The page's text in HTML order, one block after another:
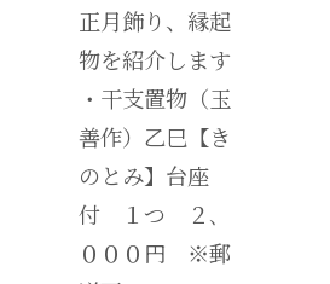
正月飾り、縁起
物を紹介します
・干支置物（玉
善作）乙巳【き
のとみ】台座
付 １つ ２､
０００円 ※郵